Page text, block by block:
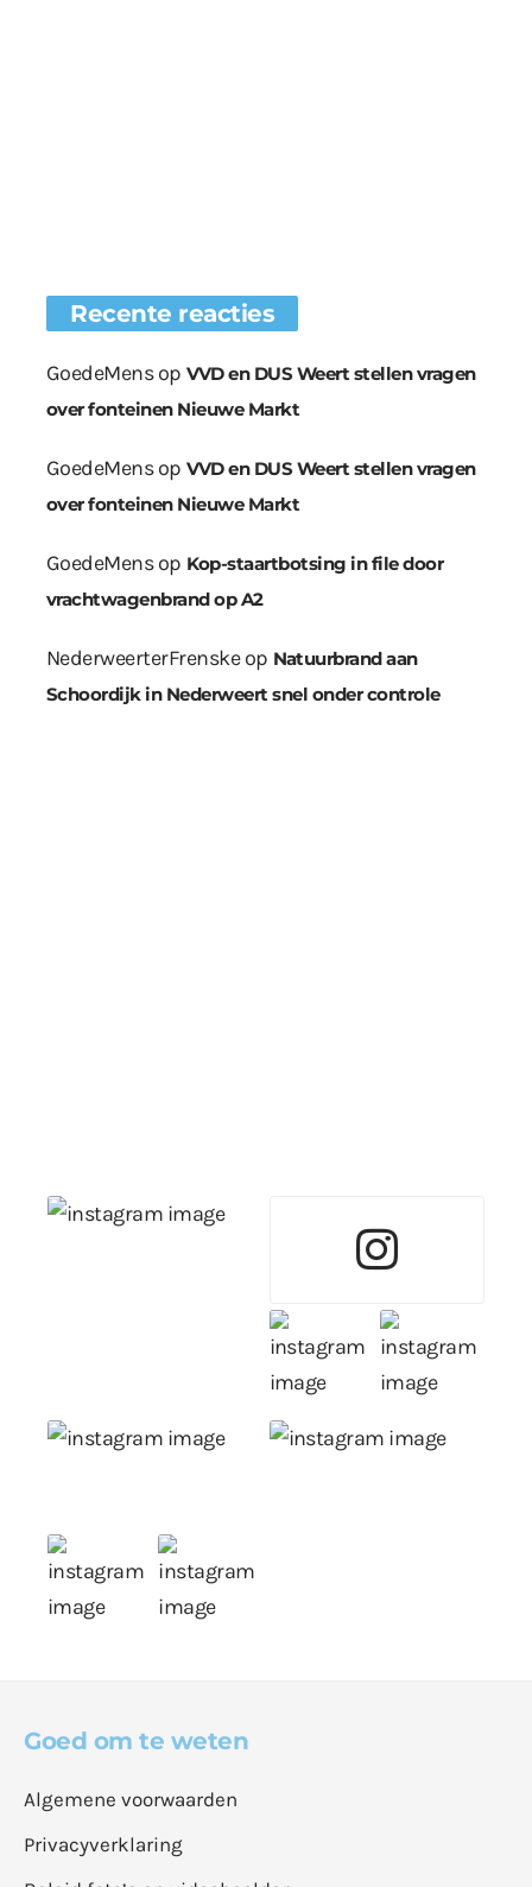
Recente reacties
GoedeMensop VVD en DUS Weert stellen vragen
over fonteinen Nieuwe Markt
GoedeMensop VVD en DUS Weert stellen vragen
over fonteinen Nieuwe Markt
GoedeMensop Kop-staartbotsing in file door
vrachtwagenbrand op A2
NederweerterFrenskeop Natuurbrand aan
Schoordijk in Nederweert snel onder controle
Goed om te weten
Algemene voorwaarden
Privacyverklaring